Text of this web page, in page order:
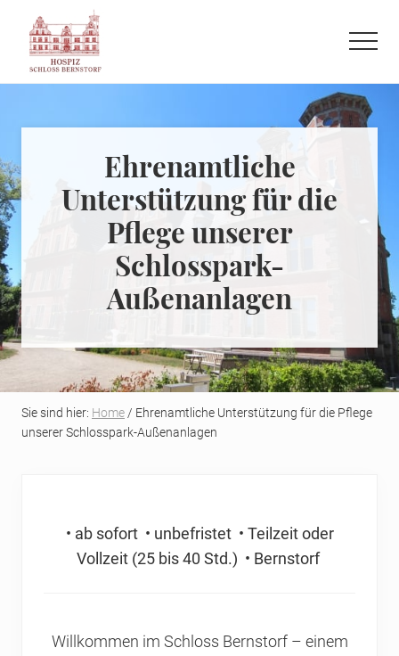
Menu
main
content
Refugium
der
Reise
Menu
Ehrenamtliche
Unterstützung für die
Pflege unserer
Schlosspark-
Außenanlagen
Sie sind hier: Home / Ehrenamtliche Unterstützung für die Pflege
unserer Schlosspark-Außenanlagen
• ab sofort • unbefristet • Teilzeit oder
Vollzeit (25 bis 40 Std.) • Bernstorf
Willkommen im Schloss Bernstorf – einem